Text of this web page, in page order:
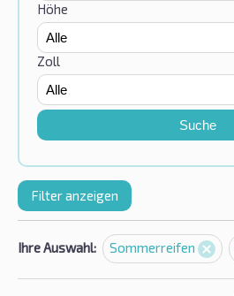
Höhe
Zoll
Suche
Filter anzeigen
Ihre Auswahl: Sommerreifen